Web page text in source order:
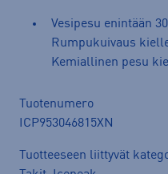
Vesipesu enintään
Rumpukuivaus
Kemiallinen pesu
Tuotenumero
ICP953046815XN
Tuotteeseen liittyvät